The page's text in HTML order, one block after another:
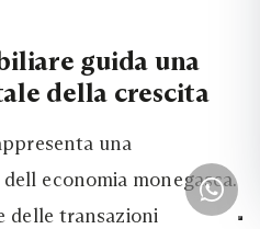
guida una
della crescita
una
economia monegasca.
delle transazioni